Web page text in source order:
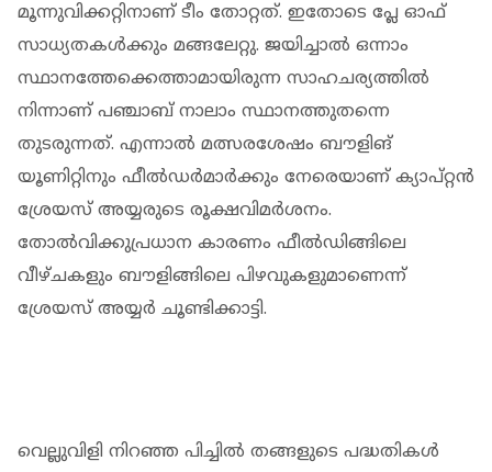
മൂന്നുവിക്കറ്റിനാണ് ടീം തോറ്റത്. ഇതോടെ പ്ലേ ഓഫ്
സാധ്യതകള്‍ക്കും മങ്ങലേറ്റു. ജയിച്ചാല്‍ ഒന്നാം
സ്ഥാനത്തേക്കെത്താമായിരുന്ന സാഹചര്യത്തില്‍
നിന്നാണ് പഞ്ചാബ് നാലാം സ്ഥാനത്തുതന്നെ
തുടരുന്നത്. എന്നാല്‍ മത്സരശേഷം ബൗളിങ്
യൂണിറ്റിനും ഫീല്‍ഡര്‍മാര്‍ക്കും നേരെയാണ് ക്യാപ്റ്റന്‍
ശ്രേയസ് അയ്യരുടെ രൂക്ഷവിമര്‍ശനം.
തോല്‍വിക്കുപ്രധാന കാരണം ഫീല്‍ഡിങ്ങിലെ
വീഴ്ചകളും ബൗളിങ്ങിലെ പിഴവുകളുമാണെന്ന്
ശ്രേയസ് അയ്യര്‍ ചൂണ്ടിക്കാട്ടി.
വെല്ലുവിളി നിറഞ്ഞ പിച്ചില്‍ തങ്ങളുടെ പദ്ധതികള്‍